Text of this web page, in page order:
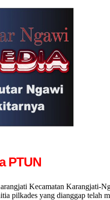
PTUN
Kecamatan Karangjati-
pilkades yang dianggap telah